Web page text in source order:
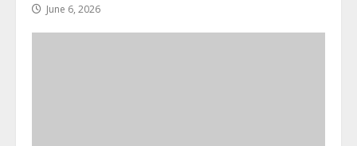
June 6, 2026